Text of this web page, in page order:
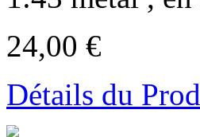
24,00 €
Détails du